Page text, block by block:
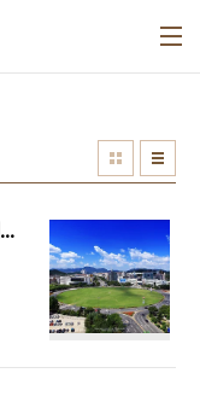
창원시 의회는 구청 강화를 위한 결의문 채택해야